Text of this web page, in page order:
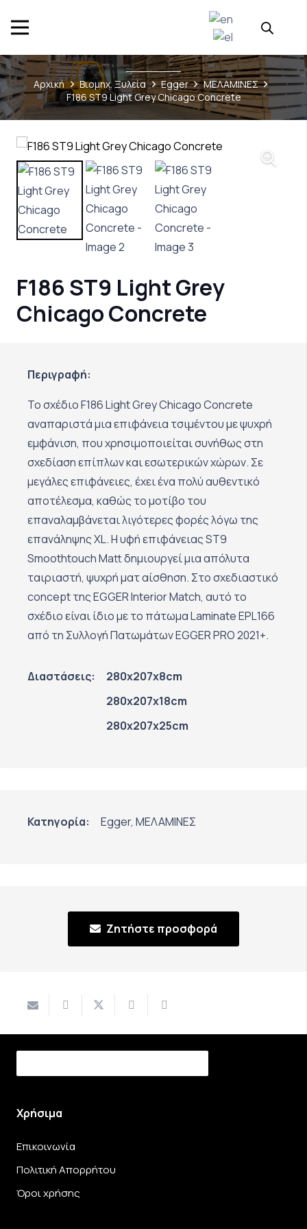
Αρχική Βιομηχ. Ξυλεία Egger
ΜΕΛΑΜΙΝΕΣ
F186 ST9 Light Grey Chicago Concrete
F186 ST9 Light Grey
Chicago Concrete
Περιγραφή:
Το σχέδιο F186 Light Grey Chicago Concrete
αναπαριστά μια επιφάνεια τσιμέντου με ψυχρή
εμφάνιση, που χρησιμοποιείται συνήθως στη
σχεδίαση επίπλων και εσωτερικών χώρων. Σε
μεγάλες επιφάνειες, έχει ένα πολύ αυθεντικό
αποτέλεσμα, καθώς το μοτίβο του
επαναλαμβάνεται λιγότερες φορές λόγω της
επανάληψης XL. Η υφή επιφάνειας ST9
Smoothtouch Matt δημιουργεί μια απόλυτα
ταιριαστή, ψυχρή ματ αίσθηση. Στο σχεδιαστικό
concept της EGGER Interior Match, αυτό το
σχέδιο είναι ίδιο με το πάτωμα Laminate EPL166
από τη Συλλογή Πατωμάτων EGGER PRO 2021+.
Διαστάσεις:
280x207x8cm
280x207x18cm
280x207x25cm
Κατηγορία: Egger, ΜΕΛΑΜΙΝΕΣ
Ζητήστε προσφορά
Χρήσιμα
Επικοινωνία
Πολιτική Απορρήτου
Όροι χρήσης